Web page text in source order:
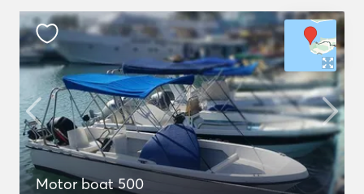
Motor boat 500